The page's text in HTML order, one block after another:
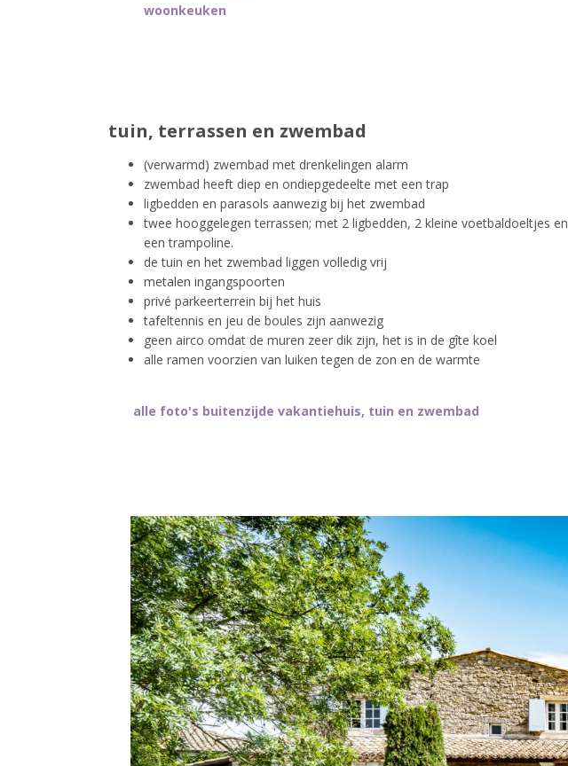
woonkeuken
tuin, terrassen en zwembad
(verwarmd) zwembad met drenkelingen alarm
zwembad heeft diep en ondiepgedeelte met een trap
ligbedden en parasols aanwezig bij het zwembad
twee hooggelegen terrassen; met 2 ligbedden, 2 kleine voetbaldoeltjes en
een trampoline.
de tuin en het zwembad liggen volledig vrij
metalen ingangspoorten
privé parkeerterrein bij het huis
tafeltennis en jeu de boules zijn aanwezig
geen airco omdat de muren zeer dik zijn, het is in de gîte koel
alle ramen voorzien van luiken tegen de zon en de warmte
alle foto's buitenzijde vakantiehuis, tuin en zwembad